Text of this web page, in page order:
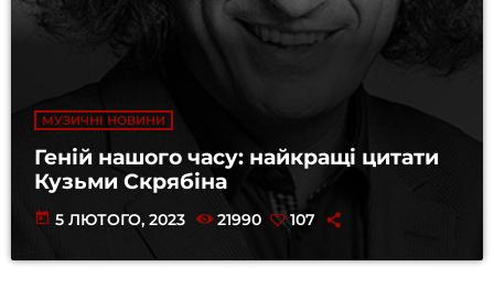
МУЗИЧНІ НОВИНИ
Геній нашого часу: найкращі цитати
Кузьми Скрябіна
today 5 ЛЮТОГО, 2023 21990 107